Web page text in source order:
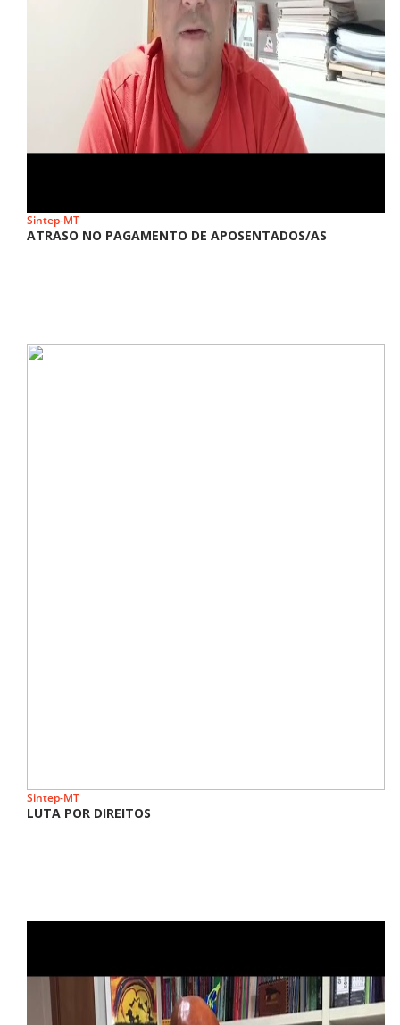
Sintep-MT
ATRASO NO PAGAMENTO DE APOSENTADOS/AS
Sintep-MT
LUTA POR DIREITOS